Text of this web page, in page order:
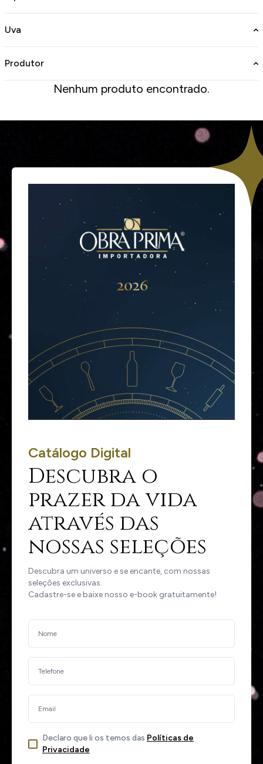
Uva
Produtor
Nenhum produto encontrado.
Catálogo Digital
Descubra o
prazer da vida
através das
nossas seleções
Descubra um universo e se encante, com nossas
seleções exclusivas.
Cadastre-se e baixe nosso e-book gratuitamente!
Declaro que li os temos das Políticas de
Privacidade